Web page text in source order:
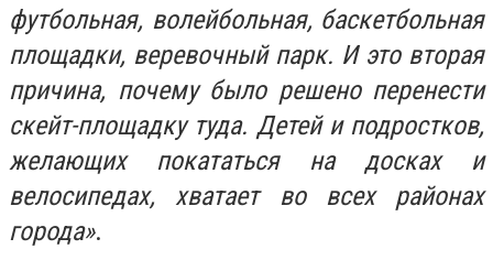
футбольная, волейбольная, баскетбольная
площадки, веревочный парк. И это вторая
причина, почему было решено перенести
скейт-площадку туда. Детей и подростков,
желающих покататься на досках и
велосипедах, хватает во всех районах
города».